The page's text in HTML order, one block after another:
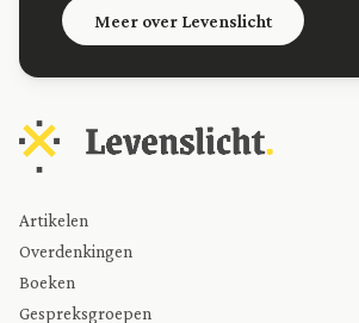
Meer over Levenslicht
Artikelen
Overdenkingen
Boeken
Gespreksgroepen